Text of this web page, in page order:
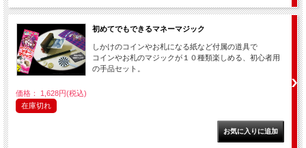
初めてでもできるマネーマジック
しかけのコインやお札になる紙など付属の道具で
コインやお札のマジックが１０種類楽しめる、初心者用
の手品セット。
価格： 1,628円(税込)
在庫切れ